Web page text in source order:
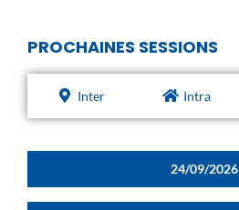
PROCHAINES SESSIONS
Inter Intra
24/09/2026